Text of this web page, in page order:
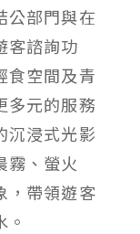
公部門與在
客諮詢功
食空間及青
多元的服務
沉浸式光影
霧、螢火
，帶領遊客